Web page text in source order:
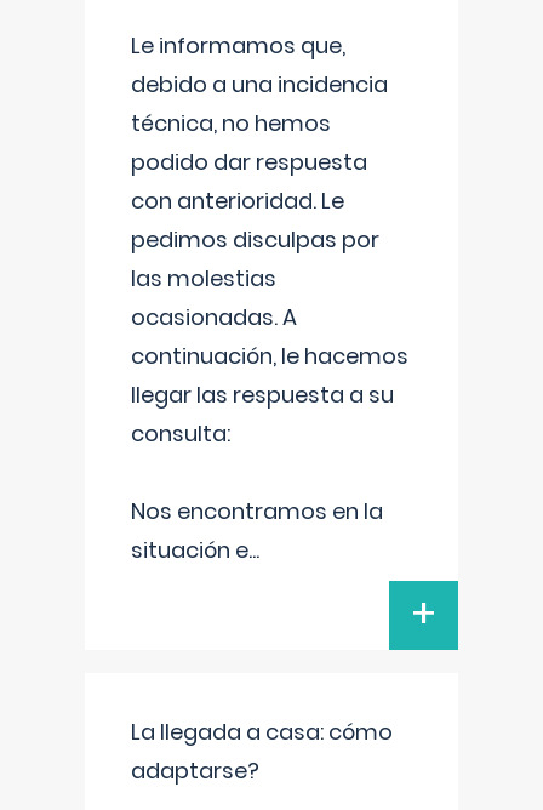
Le informamos que,
debido a una incidencia
técnica, no hemos
podido dar respuesta
con anterioridad. Le
pedimos disculpas por
las molestias
ocasionadas. A
continuación, le hacemos
llegar las respuesta a su
consulta:
Nos encontramos en la
situación e...
+
La llegada a casa: cómo
adaptarse?